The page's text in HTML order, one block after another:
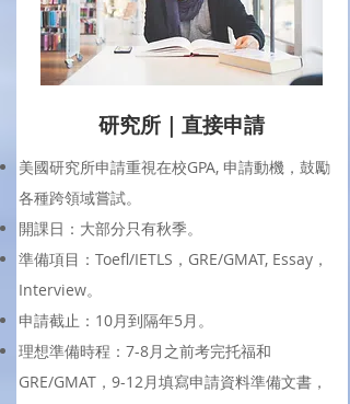
研究所｜直接申請
美國研究所申請重視在校GPA, 申請動機，鼓勵
各種跨領域嘗試。
​開課日：大部分只有秋季。
準備項目：Toefl/IETLS，GRE/GMAT, Essay，
Interview。
申請截止：10月到隔年5月。
理想準備時程：7-8月之前考完托福和
GRE/GMAT，9-12月填寫申請資料準備文書，